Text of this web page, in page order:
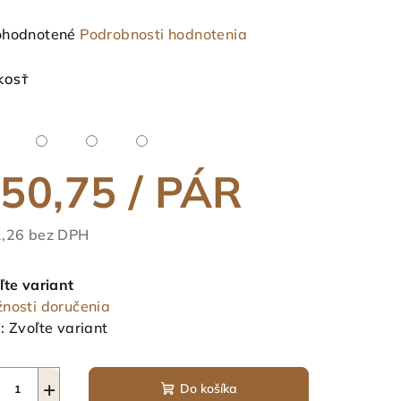
Podrobnosti hodnotenia
/ PÁR
bez DPH
variant
doručenia
Zvoľte variant
+ Do košíka